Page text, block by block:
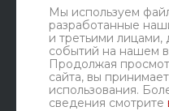
Мы используем
разработанные
и третьими лицами,
событий на нашем
Продолжая
сайта, вы
использования.
сведения смотрите